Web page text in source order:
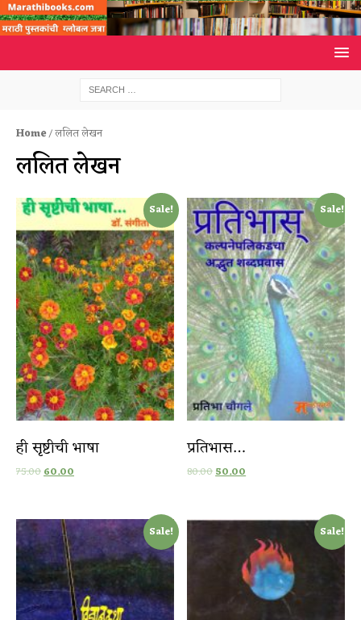
Home/ ललित लेखन
ललित लेखन
Sale!
ही सृष्टीची भाषा
75.0060.00
Sale!
प्रतिभास…
80.0050.00
Sale! Sale!